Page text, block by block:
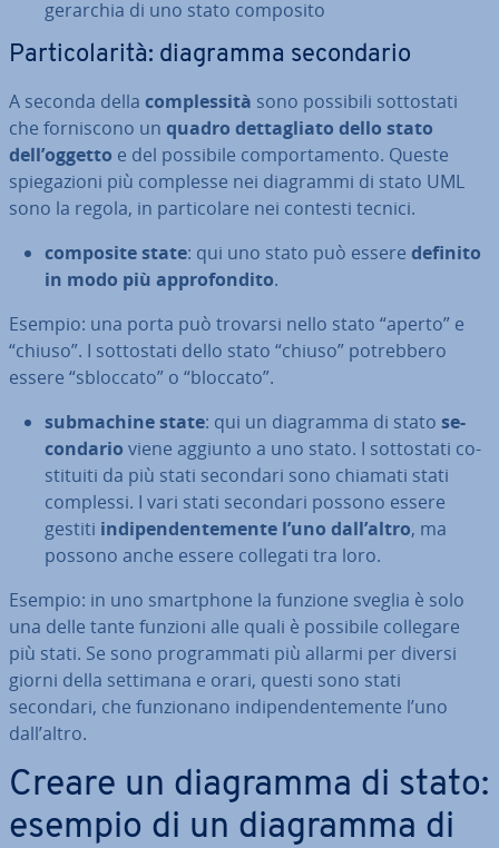
gerarchia di uno stato composito
Par­ti­co­la­ri­tà: diagramma se­con­da­rio
A seconda della com­ples­si­tà sono possibili sot­to­sta­ti
che for­ni­sco­no un quadro det­ta­glia­to dello stato
dell’oggetto e del possibile com­por­ta­men­to. Queste
spie­ga­zio­ni più complesse nei diagrammi di stato UML
sono la regola, in par­ti­co­la­re nei contesti tecnici.
composite state: qui uno stato può essere definito
in modo più ap­pro­fon­di­to.
Esempio: una porta può trovarsi nello stato “aperto” e
“chiuso”. I sot­to­sta­ti dello stato “chiuso” po­treb­be­ro
essere “sbloccato” o “bloccato”.
sub­ma­chi­ne state: qui un diagramma di stato se­
con­da­rio viene aggiunto a uno stato. I sot­to­sta­ti co­
sti­tui­ti da più stati secondari sono chiamati stati
complessi. I vari stati secondari possono essere
gestiti in­di­pen­den­te­men­te l’uno dall’altro, ma
possono anche essere collegati tra loro.
Esempio: in uno smart­pho­ne la funzione sveglia è solo
una delle tante funzioni alle quali è possibile collegare
più stati. Se sono pro­gram­ma­ti più allarmi per diversi
giorni della settimana e orari, questi sono stati
secondari, che fun­zio­na­no in­di­pen­den­te­men­te l’uno
dall’altro.
Creare un diagramma di stato:
esempio di un diagramma di